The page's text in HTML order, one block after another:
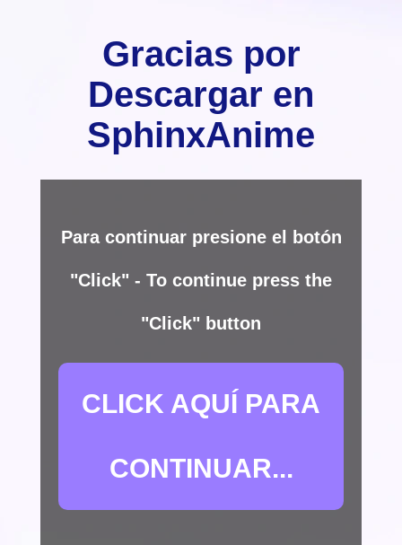
Gracias por
Descargar en
SphinxAnime
Para continuar presione el botón
"Click" - To continue press the
"Click" button
CLICK AQUÍ PARA
CONTINUAR...